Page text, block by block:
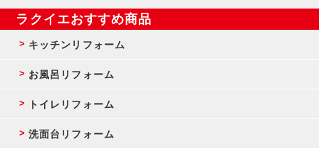
ラクイエおすすめ商品
キッチンリフォーム
お風呂リフォーム
トイレリフォーム
洗面台リフォーム